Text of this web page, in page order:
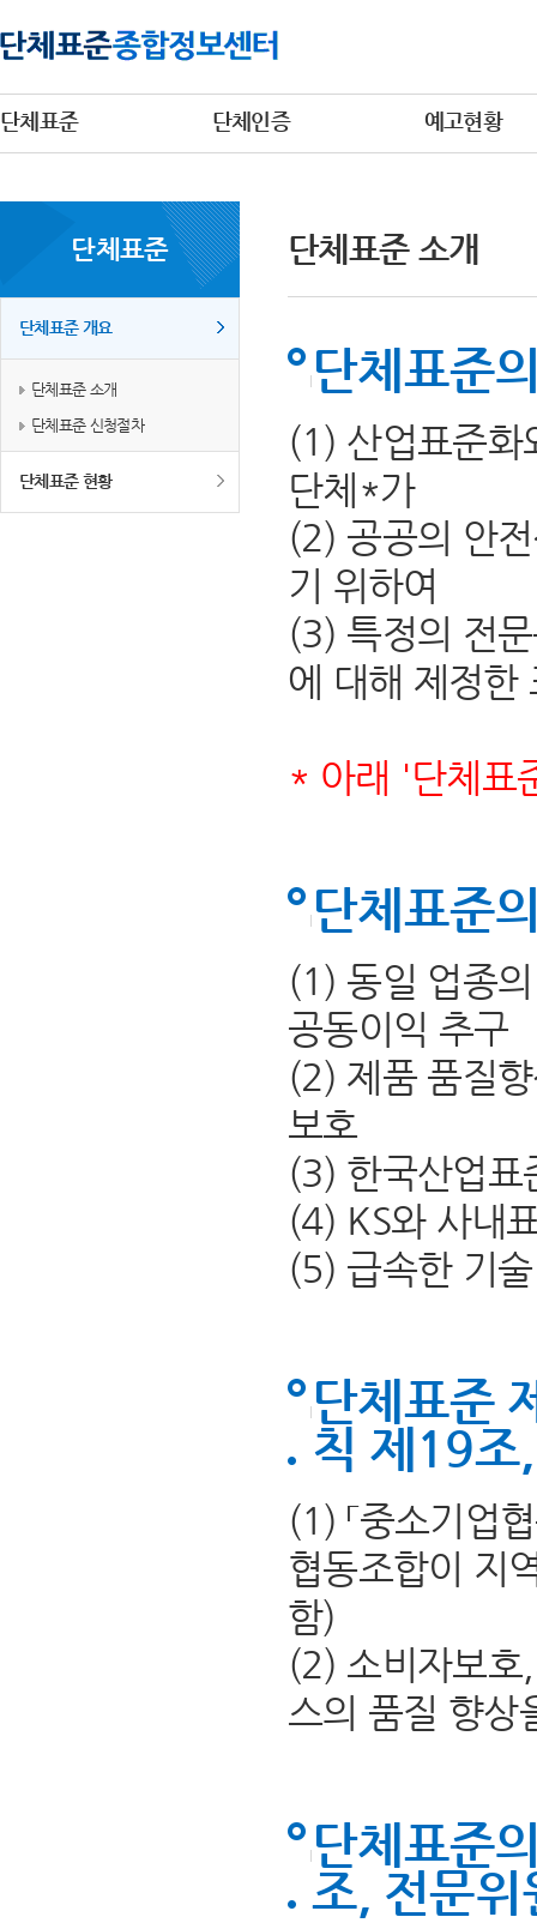
단체표준 단체인증 예고현황
단체표준
단체표준 개요
단체표준 소개
단체표준 신청절차
단체표준 현황
단체표준 소개
단체표준
(1) 산업표준화
단체*가
(2) 공공의 안
기 위하여
(3) 특정의 전문
에 대해 제정한
* 아래 '단체표
단체표준
(1) 동일 업종
공동이익 추구
(2) 제품 품질
보호
(3) 한국산업표
(4) KS와 사내
(5) 급속한 기
단체표준
칙 제19조
(1) 「중소기업
협동조합이 지
함)
(2) 소비자보호
스의 품질 향상
단체표준
조, 전문위